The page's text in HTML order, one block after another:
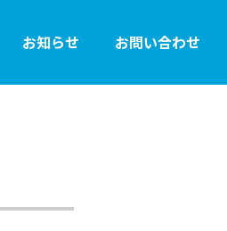
お知らせ お問い合わせ